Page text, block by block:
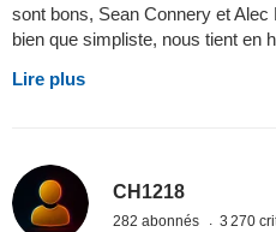
sont bons, Sean Connery et Alec
bien que simpliste, nous tient en
Lire plus
CH1218
282 abonnés 3 270